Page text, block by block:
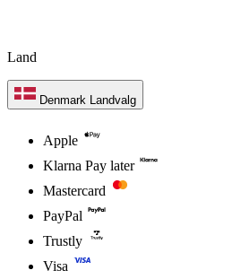
Land
Denmark Landvalg
Apple
Klarna Pay later
Mastercard
PayPal
Trustly
Visa